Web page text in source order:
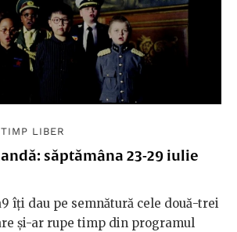
TIMP LIBER
săptămâna 23-29 iulie
îți dau pe semnătură cele două-trei
și-ar rupe timp din programul